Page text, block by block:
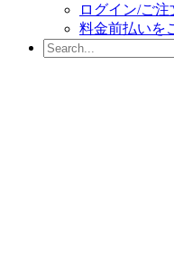
ログイン/ご注
料金前払いを